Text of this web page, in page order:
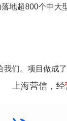
地超800个中大
们。项目做成
上海营信，经